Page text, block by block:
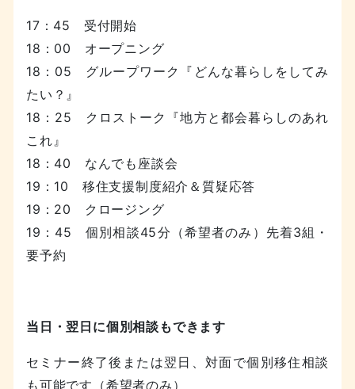
17：45 受付開始
18：00 オープニング
18：05 グループワーク『どんな暮らしをしてみ
たい？』
18：25 クロストーク『地方と都会暮らしのあれ
これ』
18：40 なんでも座談会
19：10 移住支援制度紹介＆質疑応答
19：20 クロージング
19：45 個別相談45分（希望者のみ）先着3組・
要予約
当日・翌日に個別相談もできます
セミナー終了後または翌日、対面で個別移住相談
も可能です（希望者のみ）